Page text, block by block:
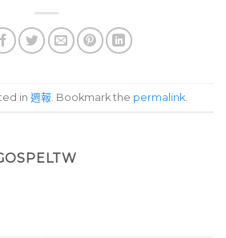
in 週報 . Bookmark the permalink